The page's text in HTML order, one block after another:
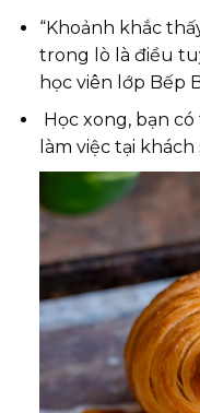
“Khoảnh khắc
trong lò là điều
học viên lớp Bếp
Học xong, bạn
làm việc tại khách